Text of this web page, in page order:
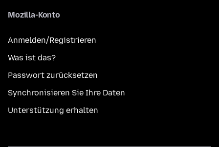
Mozilla-Konto
Anmelden/Registrieren
Was ist das?
Passwort zurücksetzen
Synchronisieren Sie Ihre Daten
Unterstützung erhalten